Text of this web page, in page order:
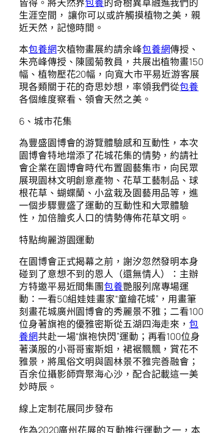
生涯空間， 讓你可以或許觸摸植物之美，親
近天然，記憶時間。
本包養網次植物畫展約請余峰包養網傳授、
朱亮峰傳授、陳國菊教員，共展出植物畫150
幅、植物壓花20幅，向寬大市平易近游客展
現各類關于花的奇思妙想，率領我們從包養
各個維度察看、領會天然之美。
6、城市花集
為豐盛園博會的游覽體驗感和互動性，本次
園博會特地增添了花城花集的情勢，約請社
會企業在園博會時代布置園藝集市，向民眾
展現園林文明創意產物、花草工藝制品、球
根花草、蝴蝶蘭、小盆栽及園藝用品等，進
一個步驟豐盛了運動的互動性和大眾體驗
性，加倍膾炙人口的情勢傳佈花草文明。
特點絢麗游園運動
在園博會正式揭幕之前，謝汐忽然發明本身
碰到了意想不到的恩人（還無情人）：主辦
方特邀平易近間集團包養艷服列席專場運
動：一看50組娃娃畫家“童繪花城”，用畫筆
刻畫花城廣州園博會的秀麗景不雅；二看100
位身著旗袍的優雅密斯從五湖四海走來，包
養網共赴一場“旗袍快閃”運動；再看100位身
著漢服的小哥哥蜜斯姐，裙裾飄飄，賞花不
雅景，將風俗文明與園林景不雅完善融會；
百余位攝影師齊聚海心沙，配合記載這一美
妙時辰。
線上定制花展同步發布
作為2020廣州花展的互動推行運動之一，本